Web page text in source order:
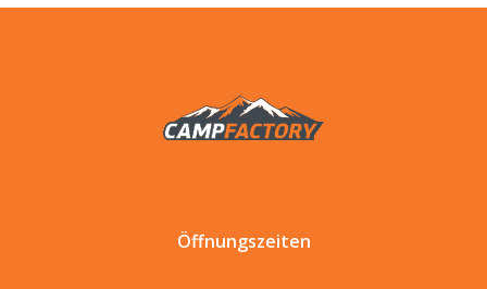
Öffnungszeiten